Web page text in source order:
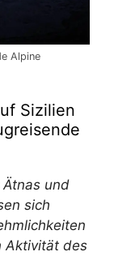
Alpine
Sizilien
und
sich
Aktivität des